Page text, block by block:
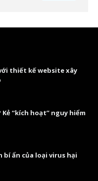
thiết kế website xây
“kích hoạt” nguy hiểm
bí ẩn của loại virus hại